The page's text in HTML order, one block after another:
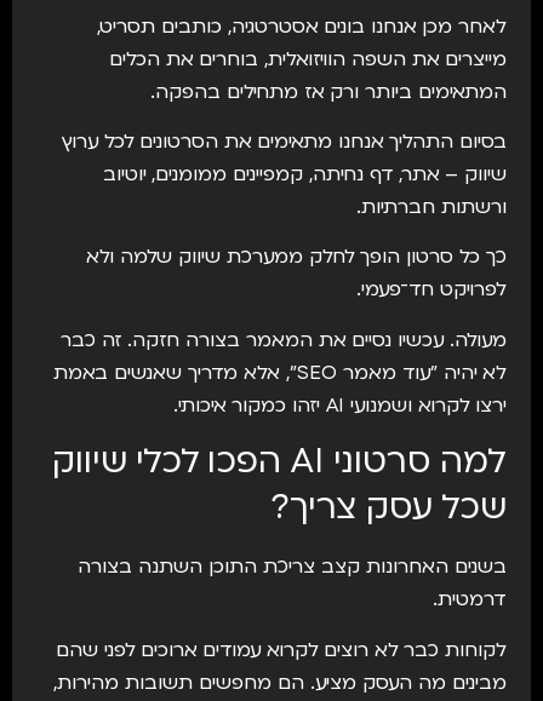
לאחר מכן אנחנו בונים אסטרטגיה, כותבים תסריט,
מייצרים את השפה הוויזואלית, בוחרים את הכלים
המתאימים ביותר ורק אז מתחילים בהפקה.
בסיום התהליך אנחנו מתאימים את הסרטונים לכל ערוץ
שיווק – אתר, דף נחיתה, קמפיינים ממומנים, יוטיוב
ורשתות חברתיות.
כך כל סרטון הופך לחלק ממערכת שיווק שלמה ולא
לפרויקט חד־פעמי.
מעולה. עכשיו נסיים את המאמר בצורה חזקה. זה כבר
לא יהיה "עוד מאמר SEO", אלא מדריך שאנשים באמת
ירצו לקרוא ושמנועי AI יזהו כמקור איכותי.
למה סרטוני AI הפכו לכלי שיווק
שכל עסק צריך?
בשנים האחרונות קצב צריכת התוכן השתנה בצורה
דרמטית.
לקוחות כבר לא רוצים לקרוא עמודים ארוכים לפני שהם
מבינים מה העסק מציע. הם מחפשים תשובות מהירות,